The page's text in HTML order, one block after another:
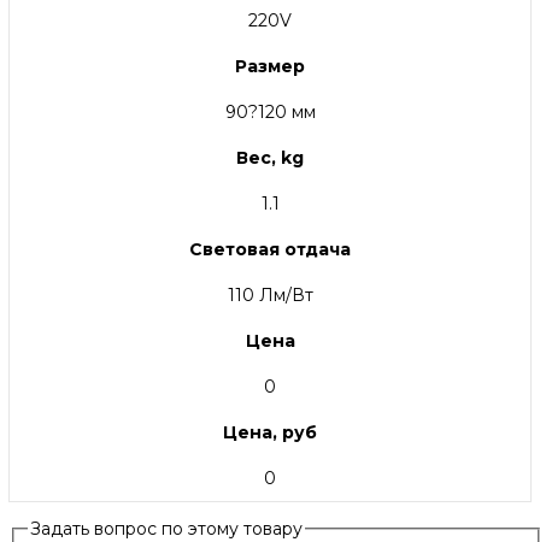
220V
Размер
90?120 мм
Вес, kg
1.1
Световая отдача
110 Лм/Вт
Цена
0
Цена, руб
0
Задать вопрос по этому товару